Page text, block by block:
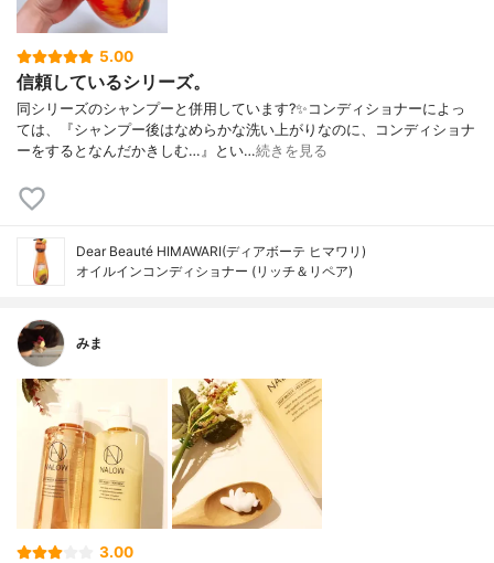
5.00
信頼しているシリーズ。
同シリーズのシャンプーと併用しています?✨コンディショナーによっ
ては、『シャンプー後はなめらかな洗い上がりなのに、コンディショナ
ーをするとなんだかきしむ…』とい…続きを見る
Dear Beauté HIMAWARI(ディアボーテ ヒマワリ)
オイルインコンディショナー (リッチ＆リペア)
みま
3.00